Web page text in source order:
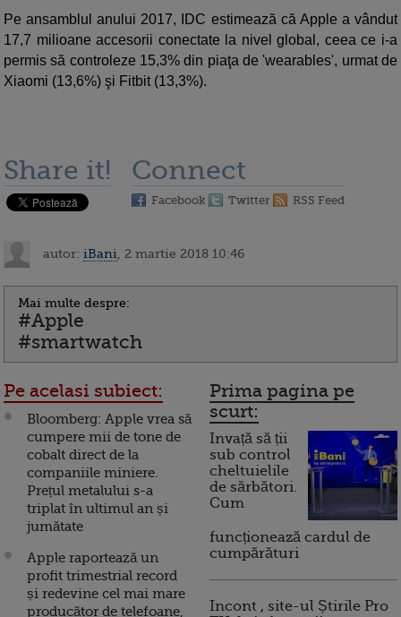
Pe ansamblul anului 2017, IDC estimează că Apple a vândut
17,7 milioane accesorii conectate la nivel global, ceea ce i-a
permis să controleze 15,3% din piaţa de 'wearables', urmat de
Xiaomi (13,6%) şi Fitbit (13,3%).
Share it! Connect
Facebook Twitter RSS Feed
autor: iBani , 2 martie 2018 10:46
Mai multe despre:
#Apple
#smartwatch
Pe acelasi subiect:
Bloomberg: Apple vrea să
cumpere mii de tone de
cobalt direct de la
companiile miniere.
Prețul metalului s-a
triplat în ultimul an și
jumătate
Apple raportează un
profit trimestrial record
și redevine cel mai mare
producător de telefoane,
Prima pagina pe
scurt:
Invață să ții
sub control
cheltuielile
de sărbători.
Cum
funcționează cardul de
cumpărături
Incont , site-ul Știrile Pro